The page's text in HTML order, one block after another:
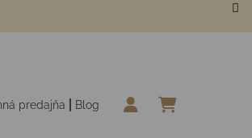
predajňa Blog